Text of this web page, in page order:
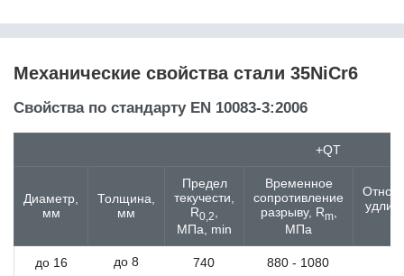
40CrMoV4-6
40Г
40Г1ТР
40ГМФР
40ГР
40Х13
40Х2Н2МА
40ХГНМ
40ХГТР
Механические свойства стали 35NiCr6
Свойства по стандарту EN 10083-3:2006
+QT
Диаметр,
мм
Толщина,
мм
Предел
текучести,
R0,2
МПа, min
Временное
сопротивление
разрыву, Rm
МПа
до 16 до 8 740 880 - 1080